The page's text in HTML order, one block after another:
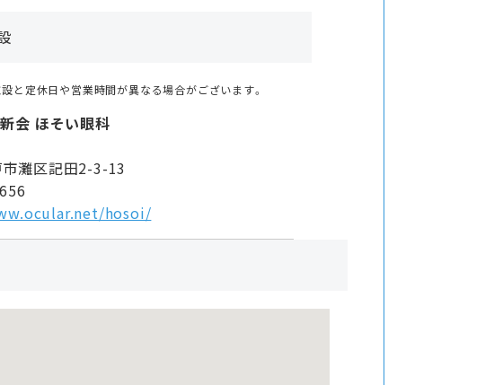
と定休日や営業時間が異なる場合がございます。
会 ほそい眼科
市灘区記田2-3-13
hosoi/